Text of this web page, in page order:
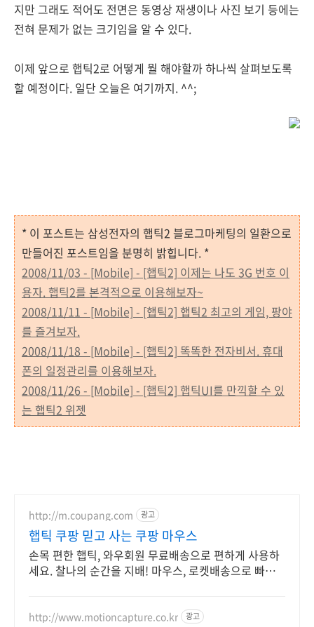
지만 그래도 적어도 전면은 동영상 재생이나 사진 보기 등에는
전혀 문제가 없는 크기임을 알 수 있다.
이제 앞으로 햅틱2로 어떻게 뭘 해야할까 하나씩 살펴보도록
할 예정이다. 일단 오늘은 여기까지. ^^;
* 이 포스트는 삼성전자의 햅틱2 블로그마케팅의 일환으로
만들어진 포스트임을 분명히 밝힙니다. *
2008/11/03 - [Mobile] - [햅틱2] 이제는 나도 3G 번호 이
용자. 햅틱2를 본격적으로 이용해보자~
2008/11/11 - [Mobile] - [햅틱2] 햅틱2 최고의 게임, 팡야
를 즐겨보자.
2008/11/18 - [Mobile] - [햅틱2] 똑똑한 전자비서. 휴대
폰의 일정관리를 이용해보자.
2008/11/26 - [Mobile] - [햅틱2] 햅틱UI를 만끽할 수 있
는 햅틱2 위젯
http://m.coupang.com 광고
햅틱 쿠팡 믿고 사는 쿠팡 마우스
손목 편한 햅틱, 와우회원 무료배송으로 편하게 사용하
세요. 찰나의 순간을 지배! 마우스, 로켓배송으로 빠르
http://www.motioncapture.co.kr 광고